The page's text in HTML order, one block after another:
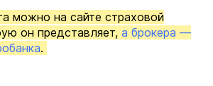
можно на сайте страховой
он представляет, а брокера —
.